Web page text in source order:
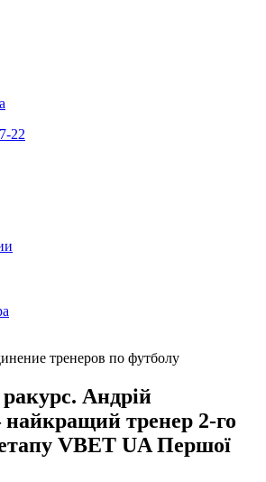
22
тренеров по футболу
Андрій
тренер 2-го
VBET UA Першої